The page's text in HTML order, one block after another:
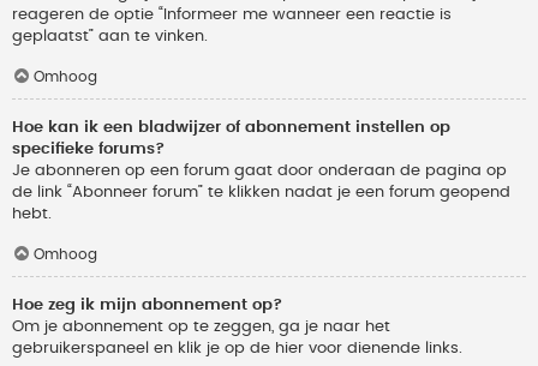
reageren de optie “Informeer me wanneer een reactie is
geplaatst” aan te vinken.
Omhoog
Hoe kan ik een bladwijzer of abonnement instellen op
specifieke forums?
Je abonneren op een forum gaat door onderaan de pagina op
de link “Abonneer forum” te klikken nadat je een forum geopend
hebt.
Omhoog
Hoe zeg ik mijn abonnement op?
Om je abonnement op te zeggen, ga je naar het
gebruikerspaneel en klik je op de hier voor dienende links.